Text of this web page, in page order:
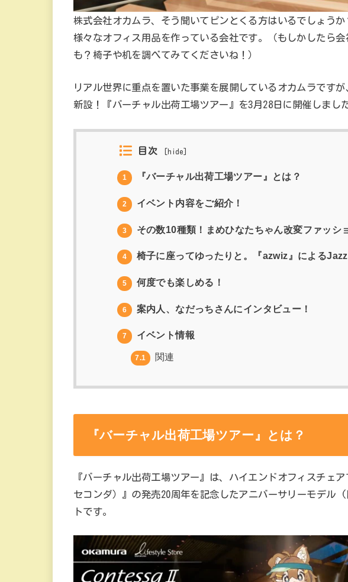
株式会社オカムラ、そう聞いてピンとくる方はいるでしょうか
様々なオフィス用品を作っている会社です。（もしかしたら
も？椅子や机を調べてみてくださいね！）
リアル世界に重点を置いた事業を展開しているオカムラです
新設！『バーチャル出荷工場ツアー』を3月28日に開催しまし
目次 [ hide ]
1 『バーチャル出荷工場ツアー』とは？
2 イベント内容をご紹介！
3 その数10種類！まめひなたちゃん改変ファッシ
4 椅子に座ってゆったりと。『azwiz』による
5 何度でも楽しめる！
6 案内人、なだっちさんにインタビュー！
7 イベント情報
7.1 関連
『バーチャル出荷工場ツアー』とは？
『バーチャル出荷工場ツアー』は、ハイエンドオフィスチェ
セコンダ）』の発売20周年を記念したアニバーサリーモデル
トです。